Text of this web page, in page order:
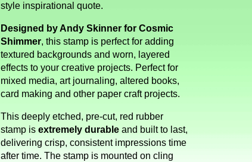
style inspirational quote.
Designed by Andy Skinner for Cosmic
Shimmer, this stamp is perfect for adding
textured backgrounds and worn, layered
effects to your creative projects. Perfect for
mixed media, art journaling, altered books,
card making and other paper craft projects.
This deeply etched, pre-cut, red rubber
stamp is extremely durable and built to last,
delivering crisp, consistent impressions time
after time. The stamp is mounted on cling